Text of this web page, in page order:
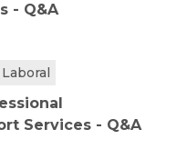
- Q&A
Services - Q&A